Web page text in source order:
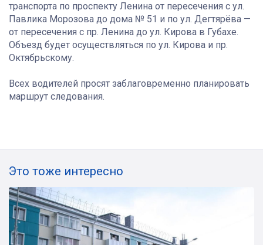
транспорта по проспекту Ленина от пересечения с ул.
Павлика Морозова до дома № 51 и по ул. Дегтярёва —
от пересечения с пр. Ленина до ул. Кирова в Губахе.
Объезд будет осуществляться по ул. Кирова и пр.
Октябрьскому.
Всех водителей просят заблаговременно планировать
маршрут следования.
Это тоже интересно